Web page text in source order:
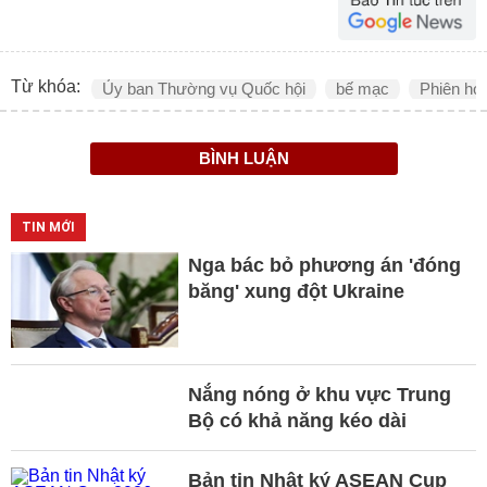
Từ khóa: Ủy ban Thường vụ Quốc hội bế mạc Phiên
BÌNH LUẬN
TIN MỚI
Nga bác bỏ phương án 'đóng
băng' xung đột Ukraine
Nắng nóng ở khu vực Trung
Bộ có khả năng kéo dài
Bản tin Nhật ký ASEAN Cup